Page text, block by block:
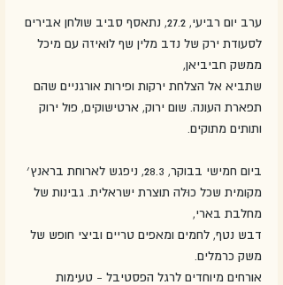
ערב יום רביעי, 27.2, נתאסף סביב שולחן אבירים
לסעודת ירק של נדב מלין שף לואיזה עם מיכל
ממשק חביביאן,
שתביא אל הצלחת ירקות ופירות אורגניים שהם
תפארת העונה. שום ירוק, ארטישוקים, פול ירוק
ותותים מתוקים.
ביום חמישי בבוקר, 28.3, ניפגש לארוחת בראנץ׳
מקומית שכל כוּלה תוצרת ישראלית. גבינות של
מחלבת בארי,
דבש נטף, לחמים ומאפים טריים וביצי חופש של
משק כרמלים.
אורחים מיוחדים לרגל הפסטיבל - טעימות